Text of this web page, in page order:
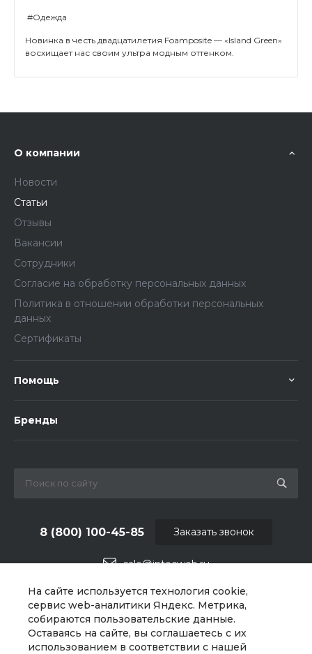
На сайте используется технология cookie,
сервис web-аналитики Яндекс. Метрика,
собираются пользовательские данные.
Оставаясь на сайте, вы соглашаетесь с их
использованием в соответствии с нашей
#Одежда
Новинка в честь двадцатилетия Foamposite — «Island Green»
восхищает нас своим ультра модным оттенком.
О компании
Новости
Статьи
Отзывы
Вакансии
Сотрудники
Согласие на обработку персональных данных
Политика в отношении обработки персональных
данных
Сертификаты
Помощь
Бренды
sale@intecweb.ru
8 (800) 100-45-85
г. Челябинск, ул.Свободы, д.93, оф. 6
Заказать звонок